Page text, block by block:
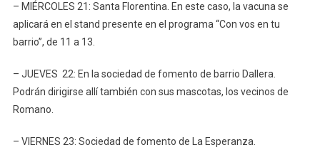
– MIÉRCOLES 21: Santa Florentina. En este caso, la vacuna se
aplicará en el stand presente en el programa “Con vos en tu
barrio”, de 11 a 13.
– JUEVES 22: En la sociedad de fomento de barrio Dallera.
Podrán dirigirse allí también con sus mascotas, los vecinos de
Romano.
– VIERNES 23: Sociedad de fomento de La Esperanza.